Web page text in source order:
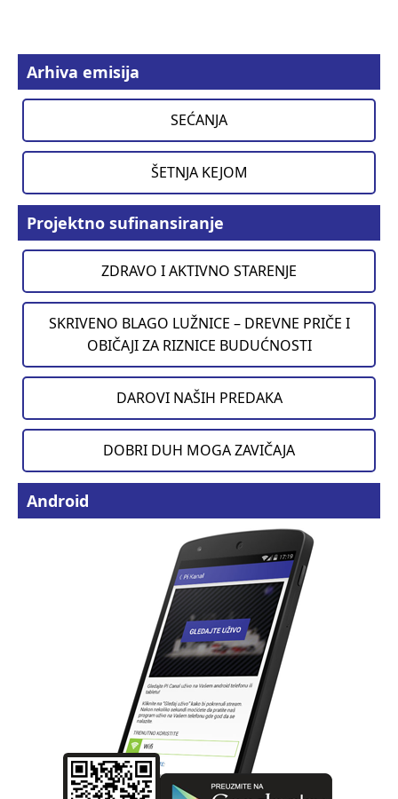
Arhiva emisija
SEĆANJA
ŠETNJA KEJOM
Projektno sufinansiranje
ZDRAVO I AKTIVNO STARENJE
SKRIVENO BLAGO LUŽNICE – DREVNE PRIČE I
OBIČAJI ZA RIZNICE BUDUĆNOSTI
DAROVI NAŠIH PREDAKA
DOBRI DUH MOGA ZAVIČAJA
Android